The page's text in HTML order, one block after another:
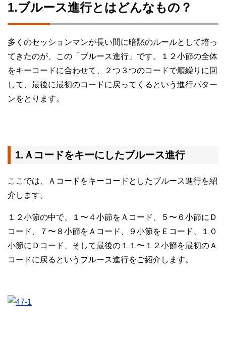
1.ブルース進行とはどんなもの？
多くのセッションマンが長い間に暗黙のルールとして培っ
てきたのが、この「ブルース進行」です。１２小節の全体
をキーコードに合わせて、２つ３つのコードで順繰りに回
して、最後に最初のコードに戻ってくるという進行パター
ンをとります。
1.Ａコードをキーにしたブルース進行
ここでは、Ａコードをキーコードとしたブルース進行を紹
介します。
１２小節の中で、１〜４小節をＡコード、５〜６小節にＤ
コード、７〜８小節をＡコード、９小節をＥコード、１０
小節にＤコード、そして最後の１１〜１２小節を最初のＡ
コードに戻るというブルース進行をご紹介します。